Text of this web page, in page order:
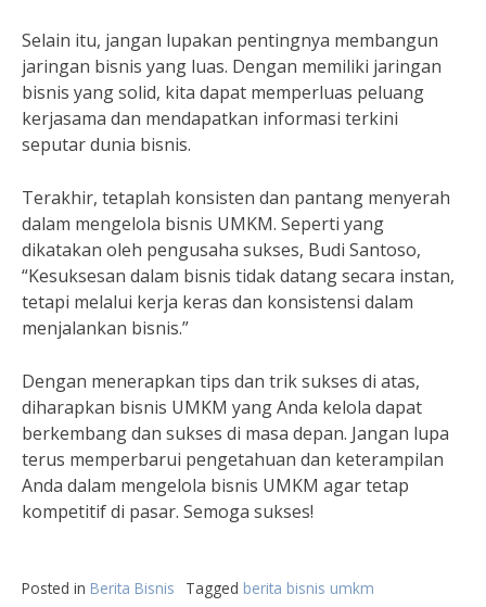
Selain itu, jangan lupakan pentingnya membangun
jaringan bisnis yang luas. Dengan memiliki jaringan
bisnis yang solid, kita dapat memperluas peluang
kerjasama dan mendapatkan informasi terkini
seputar dunia bisnis.
Terakhir, tetaplah konsisten dan pantang menyerah
dalam mengelola bisnis UMKM. Seperti yang
dikatakan oleh pengusaha sukses, Budi Santoso,
“Kesuksesan dalam bisnis tidak datang secara instan,
tetapi melalui kerja keras dan konsistensi dalam
menjalankan bisnis.”
Dengan menerapkan tips dan trik sukses di atas,
diharapkan bisnis UMKM yang Anda kelola dapat
berkembang dan sukses di masa depan. Jangan lupa
terus memperbarui pengetahuan dan keterampilan
Anda dalam mengelola bisnis UMKM agar tetap
kompetitif di pasar. Semoga sukses!
Posted in Berita Bisnis Tagged berita bisnis umkm